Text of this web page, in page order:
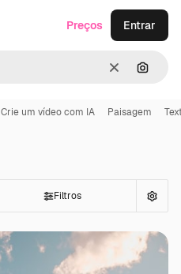
Limpar
Preços Entrar
Crie um vídeo com IA Paisagem
Filtros